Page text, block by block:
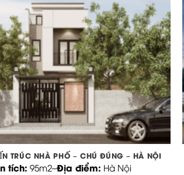
TRÚC NHÀ PHỐ – CHÚ ĐÚNG – HÀ NỘI
tích: 95m2–Địa điểm: Hà Nội